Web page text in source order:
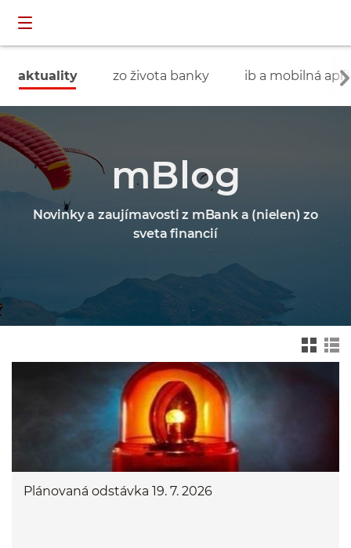
aktuality zo života banky ib a mobilná
mBlog
Novinky a zaujímavosti z mBank a (nielen) zo
sveta financií
widok drz
ewa
felkowy
Plánovaná odstávka 19. 7. 2026